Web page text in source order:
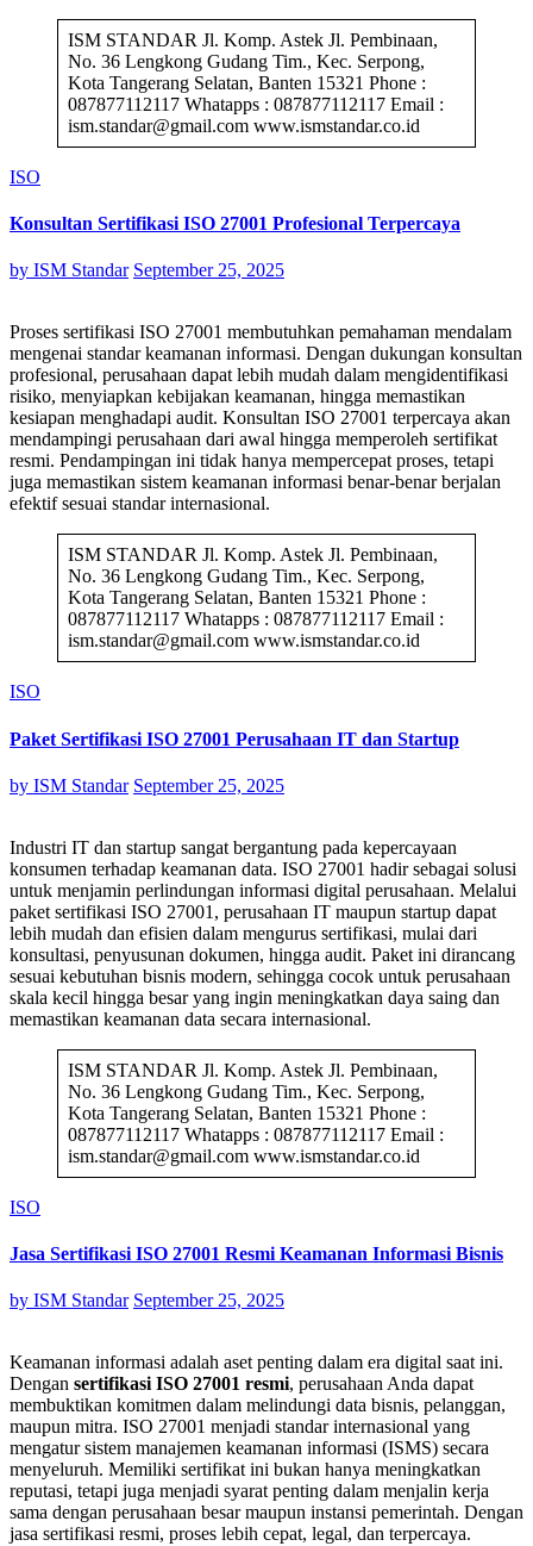
ISM STANDAR Jl. Komp. Astek Jl. Pembinaan,
No. 36 Lengkong Gudang Tim., Kec. Serpong,
Kota Tangerang Selatan, Banten 15321 Phone :
087877112117 Whatapps : 087877112117 Email :
ism.standar@gmail.com www.ismstandar.co.id
ISO
Konsultan Sertifikasi ISO 27001 Profesional Terpercaya
by ISM Standar September 25, 2025
Proses sertifikasi ISO 27001 membutuhkan pemahaman mendalam
mengenai standar keamanan informasi. Dengan dukungan konsultan
profesional, perusahaan dapat lebih mudah dalam mengidentifikasi
risiko, menyiapkan kebijakan keamanan, hingga memastikan
kesiapan menghadapi audit. Konsultan ISO 27001 terpercaya akan
mendampingi perusahaan dari awal hingga memperoleh sertifikat
resmi. Pendampingan ini tidak hanya mempercepat proses, tetapi
juga memastikan sistem keamanan informasi benar-benar berjalan
efektif sesuai standar internasional.
ISM STANDAR Jl. Komp. Astek Jl. Pembinaan,
No. 36 Lengkong Gudang Tim., Kec. Serpong,
Kota Tangerang Selatan, Banten 15321 Phone :
087877112117 Whatapps : 087877112117 Email :
ism.standar@gmail.com www.ismstandar.co.id
ISO
Paket Sertifikasi ISO 27001 Perusahaan IT dan Startup
by ISM Standar September 25, 2025
Industri IT dan startup sangat bergantung pada kepercayaan
konsumen terhadap keamanan data. ISO 27001 hadir sebagai solusi
untuk menjamin perlindungan informasi digital perusahaan. Melalui
paket sertifikasi ISO 27001, perusahaan IT maupun startup dapat
lebih mudah dan efisien dalam mengurus sertifikasi, mulai dari
konsultasi, penyusunan dokumen, hingga audit. Paket ini dirancang
sesuai kebutuhan bisnis modern, sehingga cocok untuk perusahaan
skala kecil hingga besar yang ingin meningkatkan daya saing dan
memastikan keamanan data secara internasional.
ISM STANDAR Jl. Komp. Astek Jl. Pembinaan,
No. 36 Lengkong Gudang Tim., Kec. Serpong,
Kota Tangerang Selatan, Banten 15321 Phone :
087877112117 Whatapps : 087877112117 Email :
ism.standar@gmail.com www.ismstandar.co.id
ISO
Jasa Sertifikasi ISO 27001 Resmi Keamanan Informasi Bisnis
by ISM Standar September 25, 2025
Keamanan informasi adalah aset penting dalam era digital saat ini.
Dengan sertifikasi ISO 27001 resmi, perusahaan Anda dapat
membuktikan komitmen dalam melindungi data bisnis, pelanggan,
maupun mitra. ISO 27001 menjadi standar internasional yang
mengatur sistem manajemen keamanan informasi (ISMS) secara
menyeluruh. Memiliki sertifikat ini bukan hanya meningkatkan
reputasi, tetapi juga menjadi syarat penting dalam menjalin kerja
sama dengan perusahaan besar maupun instansi pemerintah. Dengan
jasa sertifikasi resmi, proses lebih cepat, legal, dan terpercaya.